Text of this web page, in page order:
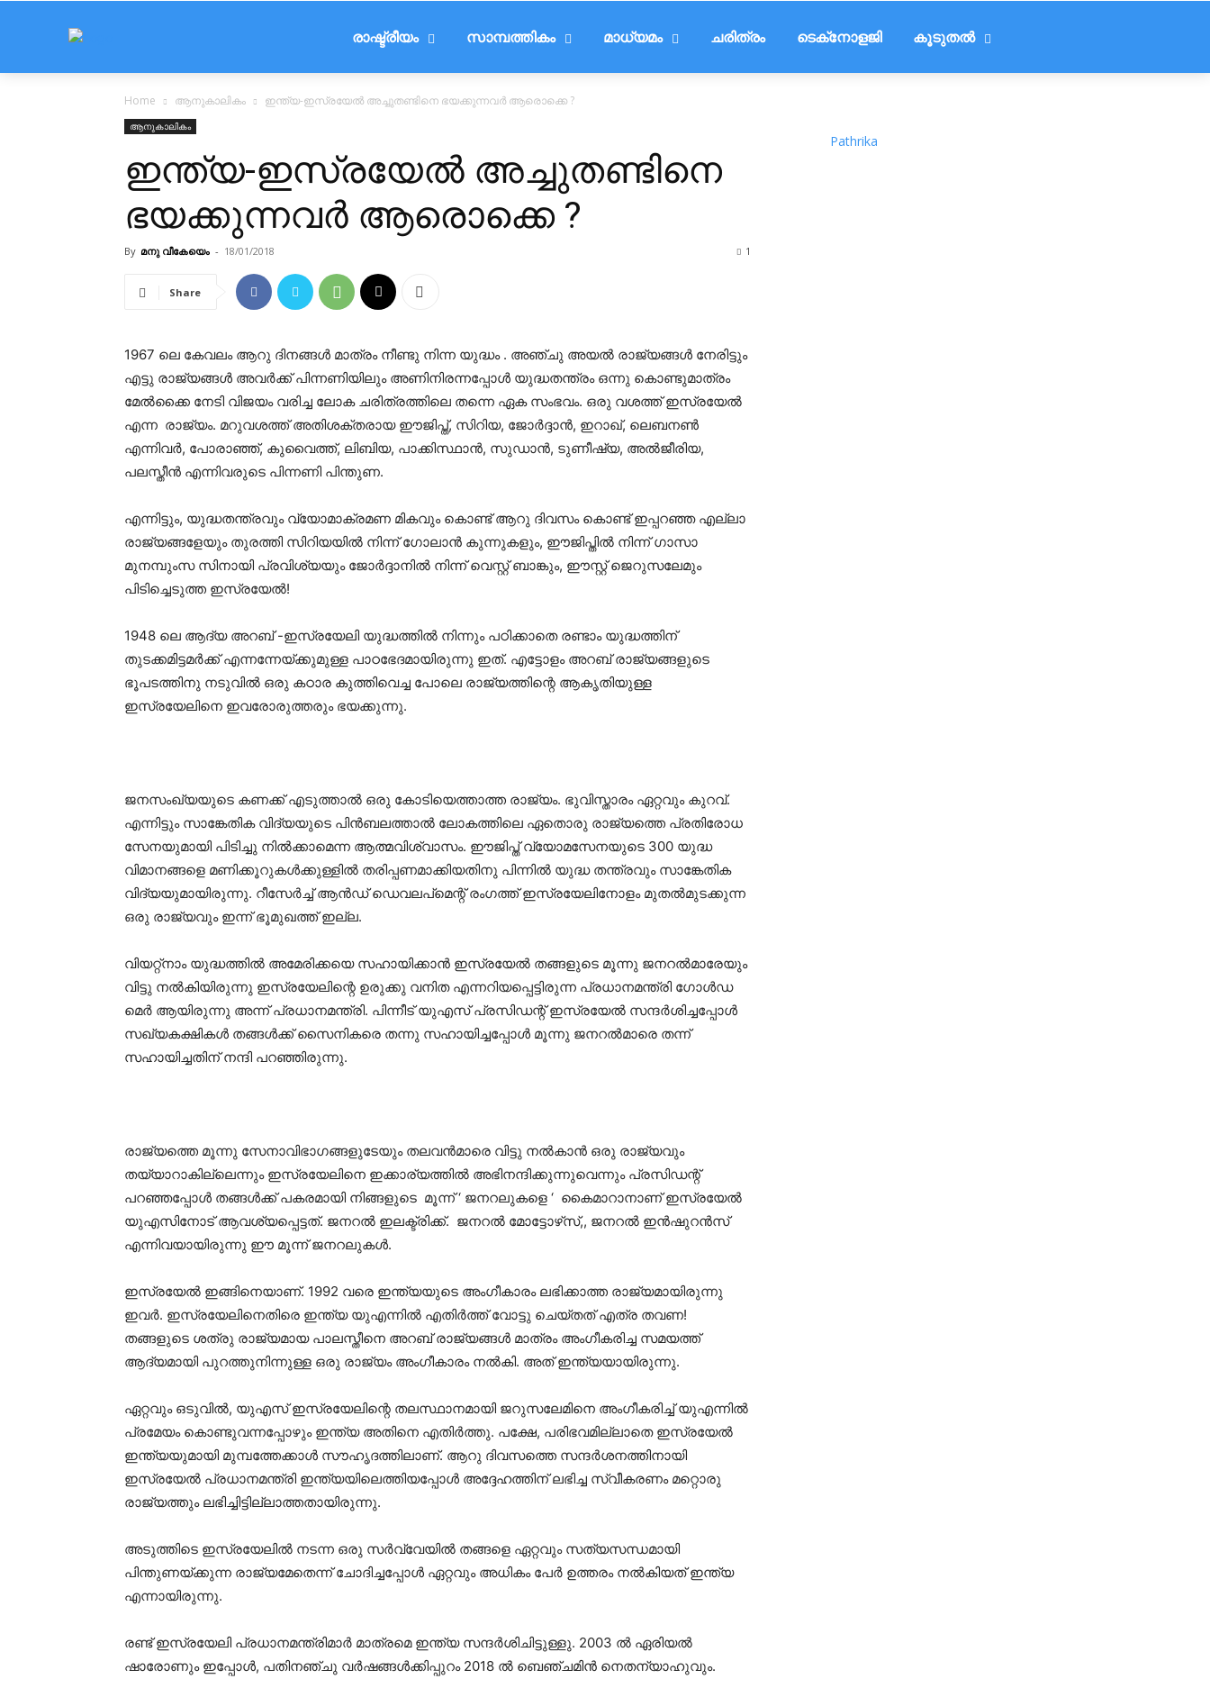
രാഷ്ട്രീയം സാമ്പത്തികം മാധ്യമം ചരിത്രം ടെക്‌നോളജി കൂടുതൽ
Home ആനുകാലികം ഇന്ത്യ-ഇസ്രയേല്‍ അച്ചുതണ്ടിനെ ഭയക്കുന്നവര്‍ ആരൊക്കെ ?
ആനുകാലികം
ഇന്ത്യ-ഇസ്രയേല്‍ അച്ചുതണ്ടിനെ
ഭയക്കുന്നവര്‍ ആരൊക്കെ ?
By മനു വീകേയെം - 18/01/2018 1
Share
1967 ലെ കേവലം ആറു ദിനങ്ങള്‍ മാത്രം നീണ്ടു നിന്ന യുദ്ധം . അഞ്ചു അയല്‍ രാജ്യങ്ങള്‍ നേരിട്ടും
എട്ടു രാജ്യങ്ങള്‍ അവര്‍ക്ക് പിന്നണിയിലും അണിനിരന്നപ്പോള്‍ യുദ്ധതന്ത്രം ഒന്നു കൊണ്ടുമാത്രം
മേല്‍ക്കൈ നേടി വിജയം വരിച്ച ലോക ചരിത്രത്തിലെ തന്നെ ഏക സംഭവം. ഒരു വശത്ത് ഇസ്രയേല്‍
എന്ന രാജ്യം. മറുവശത്ത് അതിശക്തരായ ഈജിപ്ത്, സിറിയ, ജോര്‍ദ്ദാന്‍, ഇറാഖ്, ലെബനണ്‍
എന്നിവര്‍, പോരാഞ്ഞ്, കുവൈത്ത്, ലിബിയ, പാക്കിസ്ഥാന്‍, സുഡാന്‍, ടുണീഷ്യ, അല്‍ജീരിയ,
പലസ്തീന്‍ എന്നിവരുടെ പിന്നണി പിന്തുണ.
എന്നിട്ടും, യുദ്ധതന്ത്രവും വ്യോമാക്രമണ മികവും കൊണ്ട് ആറു ദിവസം കൊണ്ട് ഇപ്പറഞ്ഞ എല്ലാ
രാജ്യങ്ങളേയും തുരത്തി സിറിയയില്‍ നിന്ന് ഗോലാന്‍ കുന്നുകളും, ഈജിപ്തില്‍ നിന്ന് ഗാസാ
മുനമ്പുംസ സിനായി പ്രവിശ്യയും ജോര്‍ദ്ദാനില്‍ നിന്ന് വെസ്റ്റ് ബാങ്കും, ഈസ്റ്റ് ജെറുസലേമും
പിടിച്ചെടുത്ത ഇസ്രയേല്‍!
1948 ലെ ആദ്യ അറബ് -ഇസ്രയേലി യുദ്ധത്തില്‍ നിന്നും പഠിക്കാതെ രണ്ടാം യുദ്ധത്തിന്
തുടക്കമിട്ടമര്‍ക്ക് എന്നന്നേയ്ക്കുമുള്ള പാഠഭേദമായിരുന്നു ഇത്. എട്ടോളം അറബ് രാജ്യങ്ങളുടെ
ഭൂപടത്തിനു നടുവില്‍ ഒരു കഠാര കുത്തിവെച്ച പോലെ രാജ്യത്തിന്റെ ആകൃതിയുള്ള
ഇസ്രയേലിനെ ഇവരോരുത്തരും ഭയക്കുന്നു.
ജനസംഖ്യയുടെ കണക്ക് എടുത്താല്‍ ഒരു കോടിയെത്താത്ത രാജ്യം. ഭുവിസ്താരം ഏറ്റവും കുറവ്.
എന്നിട്ടും സാങ്കേതിക വിദ്യയുടെ പിന്‍ബലത്താല്‍ ലോകത്തിലെ ഏതൊരു രാജ്യത്തെ പ്രതിരോധ
സേനയുമായി പിടിച്ചു നില്‍ക്കാമെന്ന ആത്മവിശ്വാസം. ഈജിപ്ത് വ്യോമസേനയുടെ 300 യുദ്ധ
വിമാനങ്ങളെ മണിക്കൂറുകള്‍ക്കുള്ളില്‍ തരിപ്പണമാക്കിയതിനു പിന്നില്‍ യുദ്ധ തന്ത്രവും സാങ്കേതിക
വിദ്യയുമായിരുന്നു. റീസേര്‍ച്ച് ആന്‍ഡ് ഡെവലപ്‌മെന്റ് രംഗത്ത് ഇസ്രയേലിനോളം മുതല്‍മുടക്കുന്ന
ഒരു രാജ്യവും ഇന്ന് ഭൂമുഖത്ത് ഇല്ല.
വിയറ്റ്നാം യുദ്ധത്തില്‍ അമേരിക്കയെ സഹായിക്കാന്‍ ഇസ്രയേല്‍ തങ്ങളുടെ മൂന്നു ജനറല്‍മാരേയും
വിട്ടു നല്‍കിയിരുന്നു ഇസ്രയേലിന്റെ ഉരുക്കു വനിത എന്നറിയപ്പെട്ടിരുന്ന പ്രധാനമന്ത്രി ഗോള്‍ഡ
മെര്‍ ആയിരുന്നു അന്ന് പ്രധാനമന്ത്രി. പിന്നീട് യുഎസ് പ്രസിഡന്റ് ഇസ്രയേല്‍ സന്ദര്‍ശിച്ചപ്പോള്‍
സഖ്യകക്ഷികള്‍ തങ്ങള്‍ക്ക് സൈനികരെ തന്നു സഹായിച്ചപ്പോള്‍ മൂന്നു ജനറല്‍മാരെ തന്ന്
സഹായിച്ചതിന് നന്ദി പറഞ്ഞിരുന്നു.
രാജ്യത്തെ മൂന്നു സേനാവിഭാഗങ്ങളുടേയും തലവന്‍മാരെ വിട്ടു നല്‍കാന്‍ ഒരു രാജ്യവും
തയ്യാറാകില്ലെന്നും ഇസ്രയേലിനെ ഇക്കാര്യത്തിൽ അഭിനന്ദിക്കുന്നുവെന്നും പ്രസിഡന്റ്
പറഞ്ഞപ്പോള്‍ തങ്ങള്‍ക്ക് പകരമായി നിങ്ങളുടെ മൂന്ന് ‘ ജനറലുകളെ ‘ കൈമാറാനാണ് ഇസ്രയേല്‍
യുഎസിനോട് ആവശ്യപ്പെട്ടത്. ജനറല്‍ ഇലക്ട്രിക്ക്. ജനറല്‍ മോട്ടോഴ്‌സ്,, ജനറല്‍ ഇന്‍ഷുറന്‍സ്
എന്നിവയായിരുന്നു ഈ മൂന്ന് ജനറലുകള്‍.
ഇസ്രയേല്‍ ഇങ്ങിനെയാണ്. 1992 വരെ ഇന്ത്യയുടെ അംഗീകാരം ലഭിക്കാത്ത രാജ്യമായിരുന്നു
ഇവര്‍. ഇസ്രയേലിനെതിരെ ഇന്ത്യ യുഎന്നില്‍ എതിര്‍ത്ത് വോട്ടു ചെയ്തത് എത്ര തവണ!
തങ്ങളുടെ ശത്രു രാജ്യമായ പാലസ്തീനെ അറബ് രാജ്യങ്ങള്‍ മാത്രം അംഗീകരിച്ച സമയത്ത്
ആദ്യമായി പുറത്തുനിന്നുള്ള ഒരു രാജ്യം അംഗീകാരം നല്‍കി. അത് ഇന്ത്യയായിരുന്നു.
ഏറ്റവും ഒടുവില്‍, യുഎസ് ഇസ്രയേലിന്റെ തലസ്ഥാനമായി ജറുസലേമിനെ അംഗീകരിച്ച് യുഎന്നില്‍
പ്രമേയം കൊണ്ടുവന്നപ്പോഴും ഇന്ത്യ അതിനെ എതിര്‍ത്തു. പക്ഷേ, പരിഭവമില്ലാതെ ഇസ്രയേല്‍
ഇന്ത്യയുമായി മുമ്പത്തേക്കാള്‍ സൗഹൃദത്തിലാണ്. ആറു ദിവസത്തെ സന്ദര്‍ശനത്തിനായി
ഇസ്രയേല്‍ പ്രധാനമന്ത്രി ഇന്ത്യയിലെത്തിയപ്പോള്‍ അദ്ദേഹത്തിന് ലഭിച്ച സ്വീകരണം മറ്റൊരു
രാജ്യത്തും ലഭിച്ചിട്ടില്ലാത്തതായിരുന്നു.
അടുത്തിടെ ഇസ്രയേലില്‍ നടന്ന ഒരു സര്‍വ്വേയില്‍ തങ്ങളെ ഏറ്റവും സത്യസന്ധമായി
പിന്തുണയ്ക്കുന്ന രാജ്യമേതെന്ന് ചോദിച്ചപ്പോള്‍ ഏറ്റവും അധികം പേര്‍ ഉത്തരം നല്‍കിയത് ഇന്ത്യ
എന്നായിരുന്നു.
രണ്ട് ഇസ്രയേലി പ്രധാനമന്ത്രിമാര്‍ മാത്രമെ ഇന്ത്യ സന്ദര്‍ശിചിട്ടുള്ളു. 2003 ല്‍ ഏരിയല്‍
ഷാരോണും ഇപ്പോള്‍, പതിനഞ്ചു വര്‍ഷങ്ങള്‍ക്കിപ്പുറം 2018 ല്‍ ബെഞ്ചമിന്‍ നെതന്യാഹുവും.
Pathrika